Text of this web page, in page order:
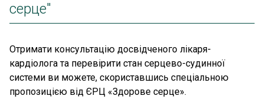
серце"
Отримати консультацію досвідченого лікаря-
кардіолога та перевірити стан серцево-судинної
системи ви можете, скориставшись спеціальною
пропозицією від ЄРЦ «Здорове серце».